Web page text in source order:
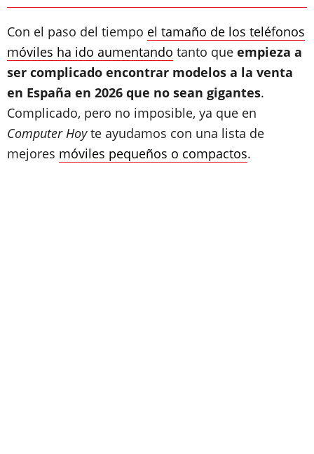
Con el paso del tiempo el tamaño de los teléfonos
móviles ha ido aumentando tanto que empieza a
ser complicado encontrar modelos a la venta
en España en 2026 que no sean gigantes.
Complicado, pero no imposible, ya que en
Computer Hoyte ayudamos con una lista de
mejores móviles pequeños o compactos.